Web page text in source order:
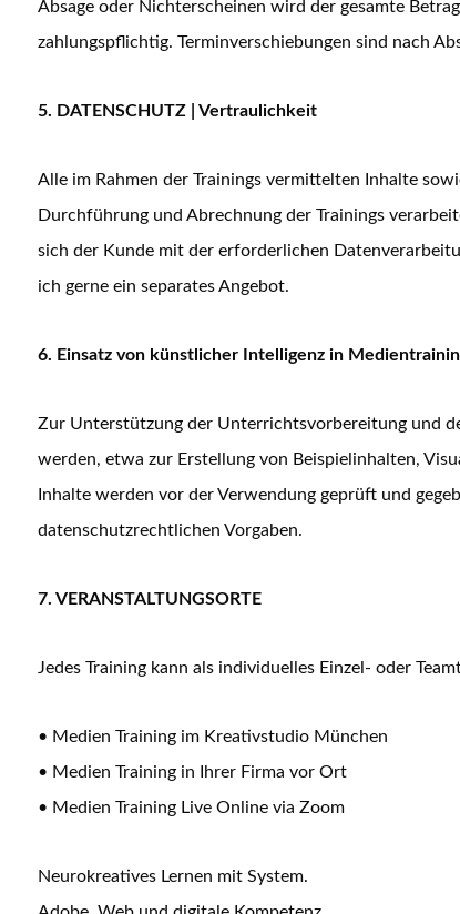
Absage oder Nichterscheinen wird der gesamte
zahlungspflichtig. Terminverschiebungen sind nach
5. DATENSCHUTZ | Vertraulichkeit
Alle im Rahmen der Trainings vermittelten Inhalte
Durchführung und Abrechnung der Trainings
sich der Kunde mit der erforderlichen
ich gerne ein separates Angebot.
6. Einsatz von künstlicher Intelligenz in
Zur Unterstützung der Unterrichtsvorbereitung und
werden, etwa zur Erstellung von Beispielinhalten,
Inhalte werden vor der Verwendung geprüft und
datenschutzrechtlichen Vorgaben.
7. VERANSTALTUNGSORTE
Jedes Training kann als individuelles Einzel- oder
• Medien Training im Kreativstudio München
• Medien Training in Ihrer Firma vor Ort
• Medien Training Live Online via Zoom
Neurokreatives Lernen mit System.